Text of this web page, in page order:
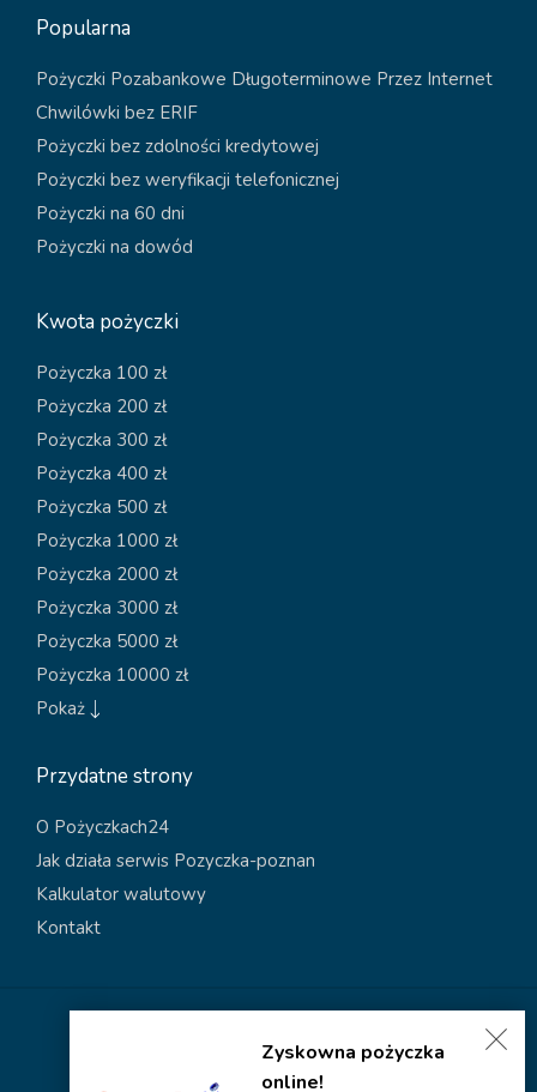
Zyskowna pożyczka
online!
Popularna
Pożyczki Pozabankowe Długoterminowe Przez Internet
Chwilówki bez ERIF
Pożyczki bez zdolności kredytowej
Pożyczki bez weryfikacji telefonicznej
Pożyczki na 60 dni
Pożyczki na dowód
Kwota pożyczki
Pożyczka 100 zł
Pożyczka 200 zł
Pożyczka 300 zł
Pożyczka 400 zł
Pożyczka 500 zł
Pożyczka 1000 zł
Pożyczka 2000 zł
Pożyczka 3000 zł
Pożyczka 5000 zł
Pożyczka 10000 zł
Pokaż
Przydatne strony
O Pożyczkach24
Jak działa serwis Pozyczka-poznan
Kalkulator walutowy
Kontakt
Polityka prywatności